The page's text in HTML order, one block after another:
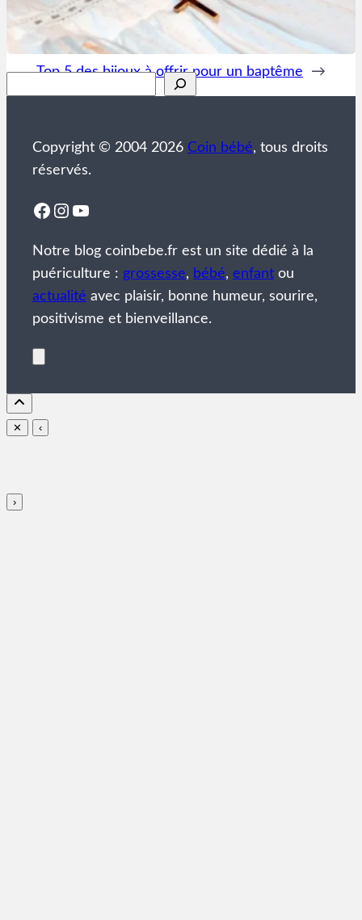
Top 5 des bijoux à offrir pour un baptême →
Copyright © 2004 2026 Coin bébé, tous droits
réservés.
Facebook
Instagram
YouTube
Notre blog coinbebe.fr est un site dédié à la
puériculture : grossesse, bébé, enfant ou
actualité avec plaisir, bonne humeur, sourire,
positivisme et bienveillance.
✕ ‹
›